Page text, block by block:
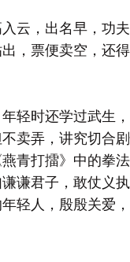
，出名早，功夫
，票便卖空，还
时还学过武生，
卖弄，讲究切合
青打擂》中的拳
谦君子，敢仗义
轻人，殷殷关爱